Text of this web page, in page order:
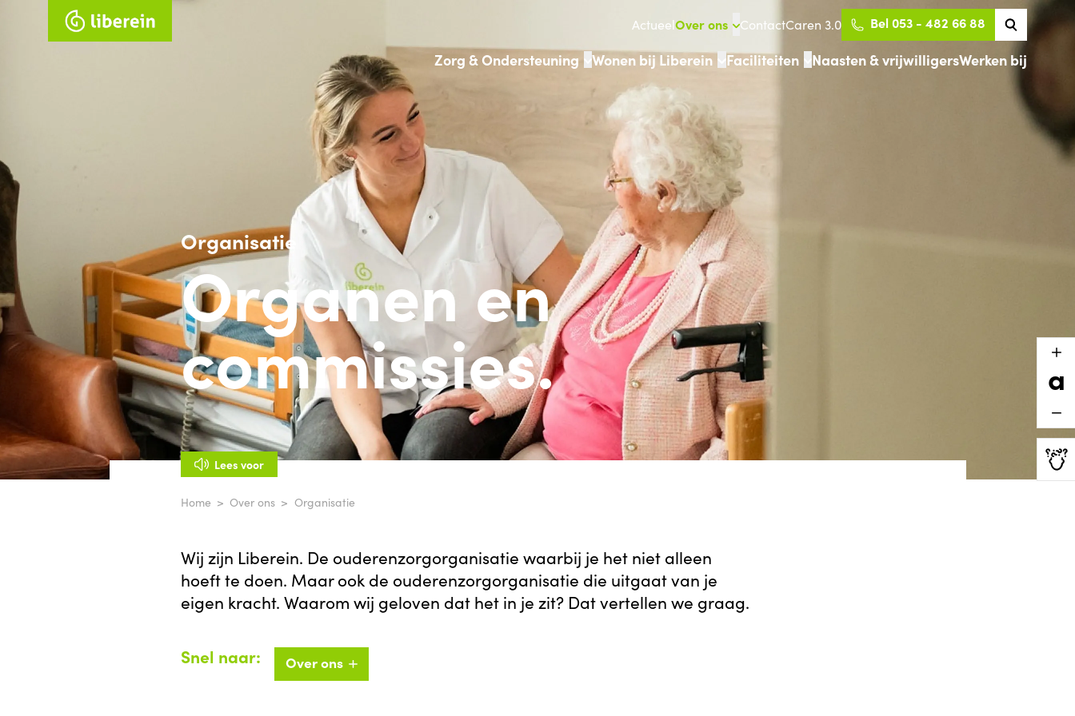
ActueelOver ons ContactCaren 3.0 Bel 053 - 482 66 88
Zorg & Ondersteuning Wonen bij Liberein Faciliteiten Naasten & vrijwilligersWerken bij
a
Organisatie
Organen en
commissies.
Lees voor
Home Over ons Organisatie
Wij zijn Liberein. De ouderenzorgorganisatie waarbij je het niet alleen
hoeft te doen. Maar ook de ouderenzorgorganisatie die uitgaat van je
eigen kracht. Waarom wij geloven dat het in je zit? Dat vertellen we graag.
Snel naar: Over ons